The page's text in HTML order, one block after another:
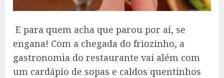
E para quem acha que parou por aí, se
engana! Com a chegada do friozinho, a
gastronomia do restaurante vai além com
um cardápio de sopas e caldos quentinhos